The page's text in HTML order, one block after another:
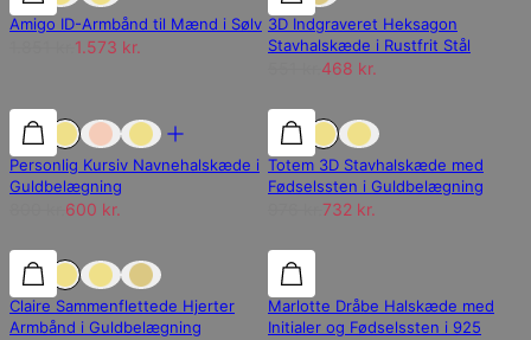
Amigo ID-Armbånd til Mænd i Sølv
1.573 kr.
3D Indgraveret Heksagon
Stavhalskæde i Rustfrit Stål
468 kr.
25% rabat 25% rabat
Personlig Kursiv Navnehalskæde i
Guldbelægning
600 kr.
25% rabat
Totem 3D Stavhalskæde med
Fødselssten i Guldbelægning
732 kr.
25% rabat 25% rabat
Claire Sammenflettede Hjerter
Armbånd i Guldbelægning
25% rabat
Marlotte Dråbe Halskæde med
Initialer og Fødselssten i 925